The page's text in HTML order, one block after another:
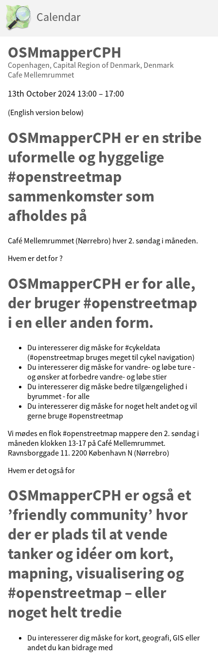
Calendar
OSMmapperCPH
Copenhagen, Capital Region of Denmark, Denmark
Cafe Mellemrummet
13th October 2024 13:00 – 17:00
(English version below)
OSMmapperCPH er en stribe
uformelle og hyggelige
#openstreetmap
sammenkomster som
afholdes på
Café Mellemrummet (Nørrebro) hver 2. søndag i måneden.
Hvem er det for ?
OSMmapperCPH er for alle,
der bruger #openstreetmap
i en eller anden form.
Du interesserer dig måske for #cykeldata
(#openstreetmap bruges meget til cykel navigation)
Du interesserer dig måske for vandre- og løbe ture -
og ønsker at forbedre vandre- og løbe stier
Du interesserer dig måske bedre tilgængelighed i
byrummet - for alle
Du interesserer dig måske for noget helt andet og vil
gerne bruge #openstreetmap
Vi mødes en flok #openstreetmap mappere den 2. søndag i
måneden klokken 13-17 på Café Mellemrummet.
Ravnsborggade 11. 2200 København N (Nørrebro)
Hvem er det også for
OSMmapperCPH er også et
’friendly community’ hvor
der er plads til at vende
tanker og idéer om kort,
mapning, visualisering og
#openstreetmap – eller
noget helt tredie
Du interesserer dig måske for kort, geografi, GIS eller
andet du kan bidrage med